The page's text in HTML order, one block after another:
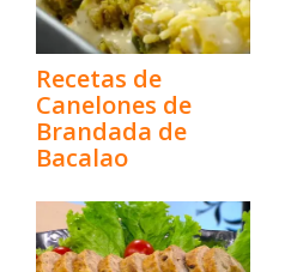
Recetas de
Canelones de
Brandada de
Bacalao